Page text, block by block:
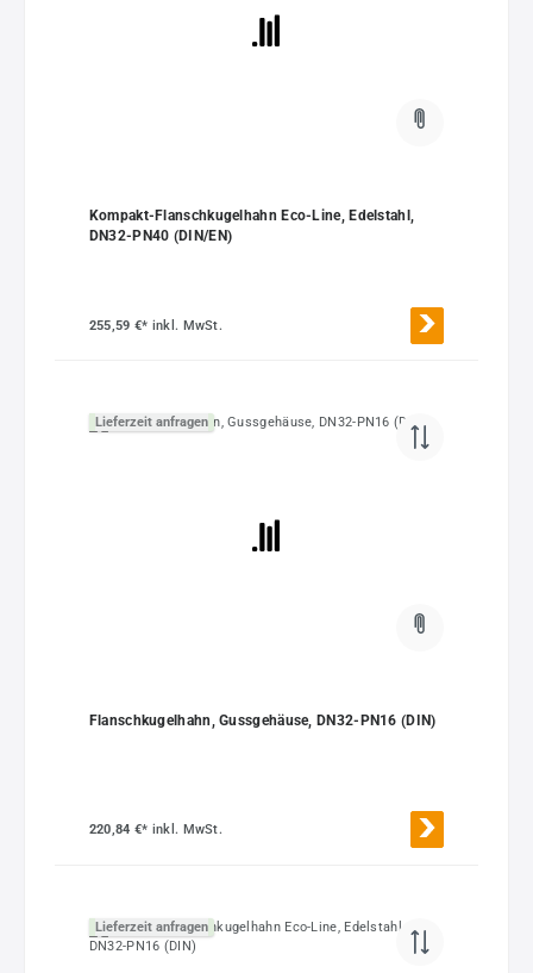
Kompakt-Flanschkugelhahn Eco-Line, Edelstahl,
DN32-PN40 (DIN/EN)
255,59 €* inkl. MwSt.
Lieferzeit anfragen
Flanschkugelhahn, Gussgehäuse, DN32-PN16 (DIN)
220,84 €* inkl. MwSt.
Lieferzeit anfragen